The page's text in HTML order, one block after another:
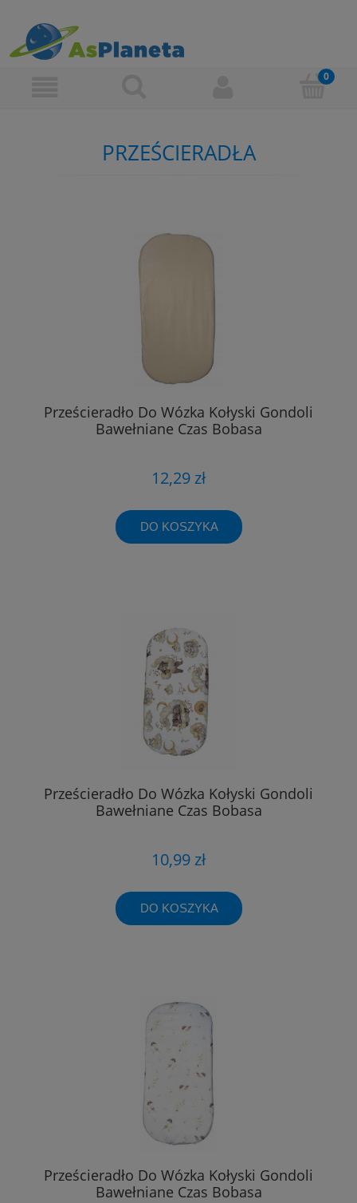
PRZEŚCIERADŁA
Prześcieradło Do Wózka Kołyski Gondoli
Bawełniane Czas Bobasa
12,29 zł
DO KOSZYKA
Prześcieradło Do Wózka Kołyski Gondoli
Bawełniane Czas Bobasa
10,99 zł
DO KOSZYKA
Prześcieradło Do Wózka Kołyski Gondoli
Bawełniane Czas Bobasa